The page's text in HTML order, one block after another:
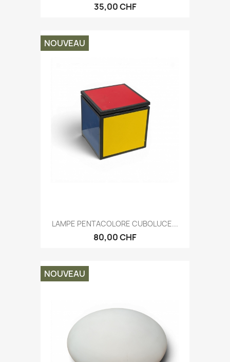
35,00 CHF
LAMPE PENTACOLORE CUBOLUCE...
80,00 CHF
NOUVEAU
NOUVEAU